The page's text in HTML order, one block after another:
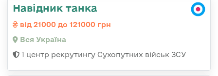
Навідник танка
від 21000 до 121000 грн
Вся Україна
1 центр рекрутингу Сухопутних військ ЗСУ